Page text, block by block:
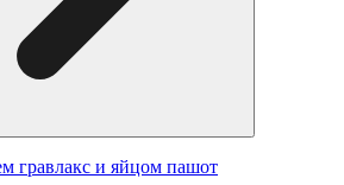
гравлакс и яйцом пашот